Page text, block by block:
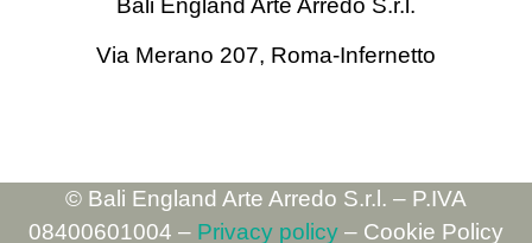
Bali England Arte Arredo S.r.l.
Via Merano 207, Roma-Infernetto
© Bali England Arte Arredo S.r.l. – P.IVA
08400601004 – Privacy policy – Cookie Policy